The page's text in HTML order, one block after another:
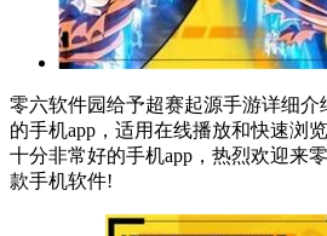
零六软件园给予超赛起源手游详细
的手机app，适用在线播放和快速浏
十分非常好的手机app，热烈欢迎来
款手机软件!